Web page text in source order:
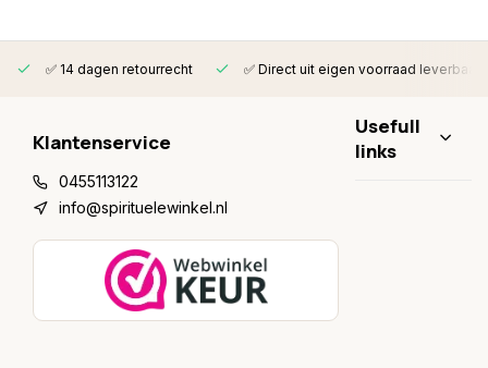
✅ 14 dagen retourrecht ✅ Direct uit eigen voorraad leverbaar
Klantenservice
0455113122
info@spirituelewinkel.nl
Usefull
links